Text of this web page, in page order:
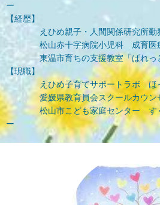
ー
【経歴】
えひめ親子・人間関係研究所勤
松山赤十字病院小児科 成育医療
東温市育ちの支援教室「ぱれっ
【現職】
えひめ子育てサポートラボ ほ
愛媛県教育員会スクールカウン
松山市こども家庭センター すく
ー